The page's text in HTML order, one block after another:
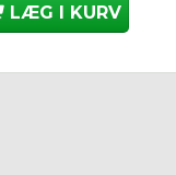
LÆG I KURV